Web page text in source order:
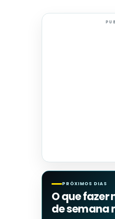
PUB
PRÓXIMOS DIAS
O que fazer
de semana